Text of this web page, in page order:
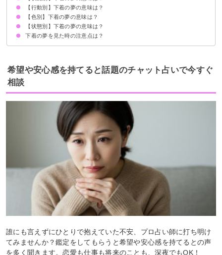
下着姿の夢【警告夢】
下着を履いてない夢【警告夢・願望夢】
下着を忘れる夢【警告夢】
下着をもらう夢【吉夢】
下着を盗まれる夢【警告夢】
下着姿を恥ずかしがっている夢【警告夢】
下着をなくす夢【警告夢】
下着を眺めている夢【吉夢】
他人の下着を持っている夢【吉夢】
下着を振り回している夢【警告夢】
【行動別】下着の夢の意味は？
下着を買う夢【吉夢】
下着をつける・履く夢【警告夢】
下着を脱ぐ夢【警告夢】
下着を洗う夢【警告夢】
下着を捨てる夢【吉夢】
下着を畳む夢【吉夢】
下着を拾う夢【警告夢】
下着を盗む夢【警告夢】
下着を投げる夢【願望夢】
下着を履き替える夢【吉夢】
【色別】下着の夢の意味は？
赤い下着の夢【吉夢】
白い下着の夢【吉夢】
黄色い下着の夢【吉夢】
黒い下着の夢【警告夢】
青い下着の夢【警告夢】
紫の下着の夢【吉夢】
【状態別】下着の夢の意味は？
下着が汚れている夢【吉夢】
下着が濡れている夢【願望夢】
下着が破れている夢【凶夢】
下着に血がついている夢【警告夢】
小さすぎる下着の夢【警告夢】
大きすぎる下着の夢【警告夢】
下着の夢を見た時の注意点は？
十分な休息を取る
吉夢なら話さず警告夢や凶夢は人に話す
希望や安心感を持てると話題のチャット占いで今すぐ
相談
誰にも言えずにひとりで抱えていた不安、プロ占い師に打ち明け
てみませんか？鑑定をしてもらうと希望や安心感を持てるとの声
を多く聞きます。恋愛も仕事も将来のことも、深夜でもOK！